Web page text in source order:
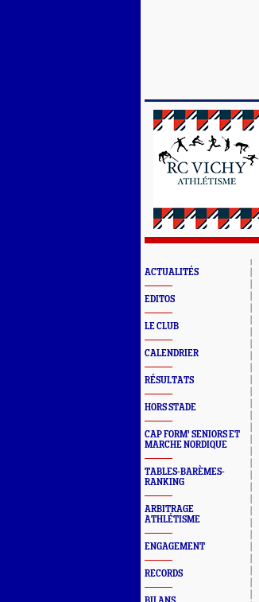
ACTUALITÉS
EDITOS
LE CLUB
CALENDRIER
RÉSULTATS
HORS STADE
CAP FORM' SENIORS ET
MARCHE NORDIQUE
TABLES-BARÈMES-
RANKING
ARBITRAGE
ATHLÉTISME
ENGAGEMENT
RECORDS